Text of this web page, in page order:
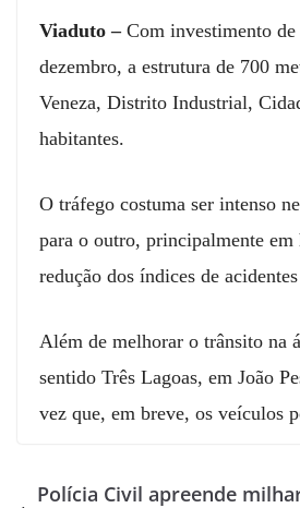
Viaduto –Com investimento de
dezembro, a estrutura de 700
Veneza, Distrito Industrial,
habitantes.
O tráfego costuma ser intenso
para o outro, principalmente
redução dos índices de
Além de melhorar o trânsito na
sentido Três Lagoas, em João
vez que, em breve, os veículos
Polícia Civil apreende